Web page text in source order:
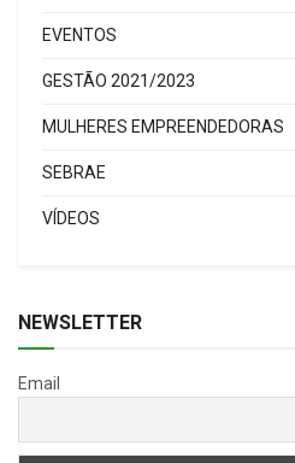
EVENTOS
GESTÃO 2021/2023
MULHERES EMPREENDEDORAS
SEBRAE
VÍDEOS
NEWSLETTER
Email